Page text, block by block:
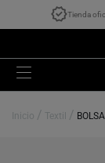
Tienda
Inicio / Textil /